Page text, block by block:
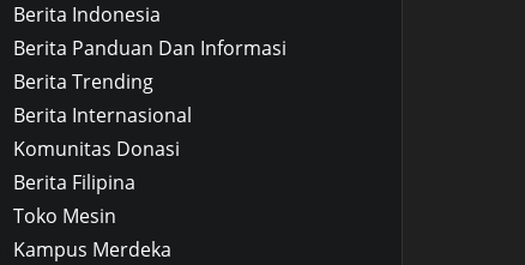
Berita Indonesia
Berita Panduan Dan Informasi
Berita Trending
Berita Internasional
Komunitas Donasi
Berita Filipina
Toko Mesin
Kampus Merdeka